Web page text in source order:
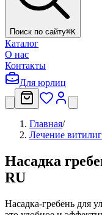
Поиск по сайту⌘K
Каталог
О нас
Контакты
Для юрлиц
Главная/
Лечение
Насадка
RU
Насадка-гребень для